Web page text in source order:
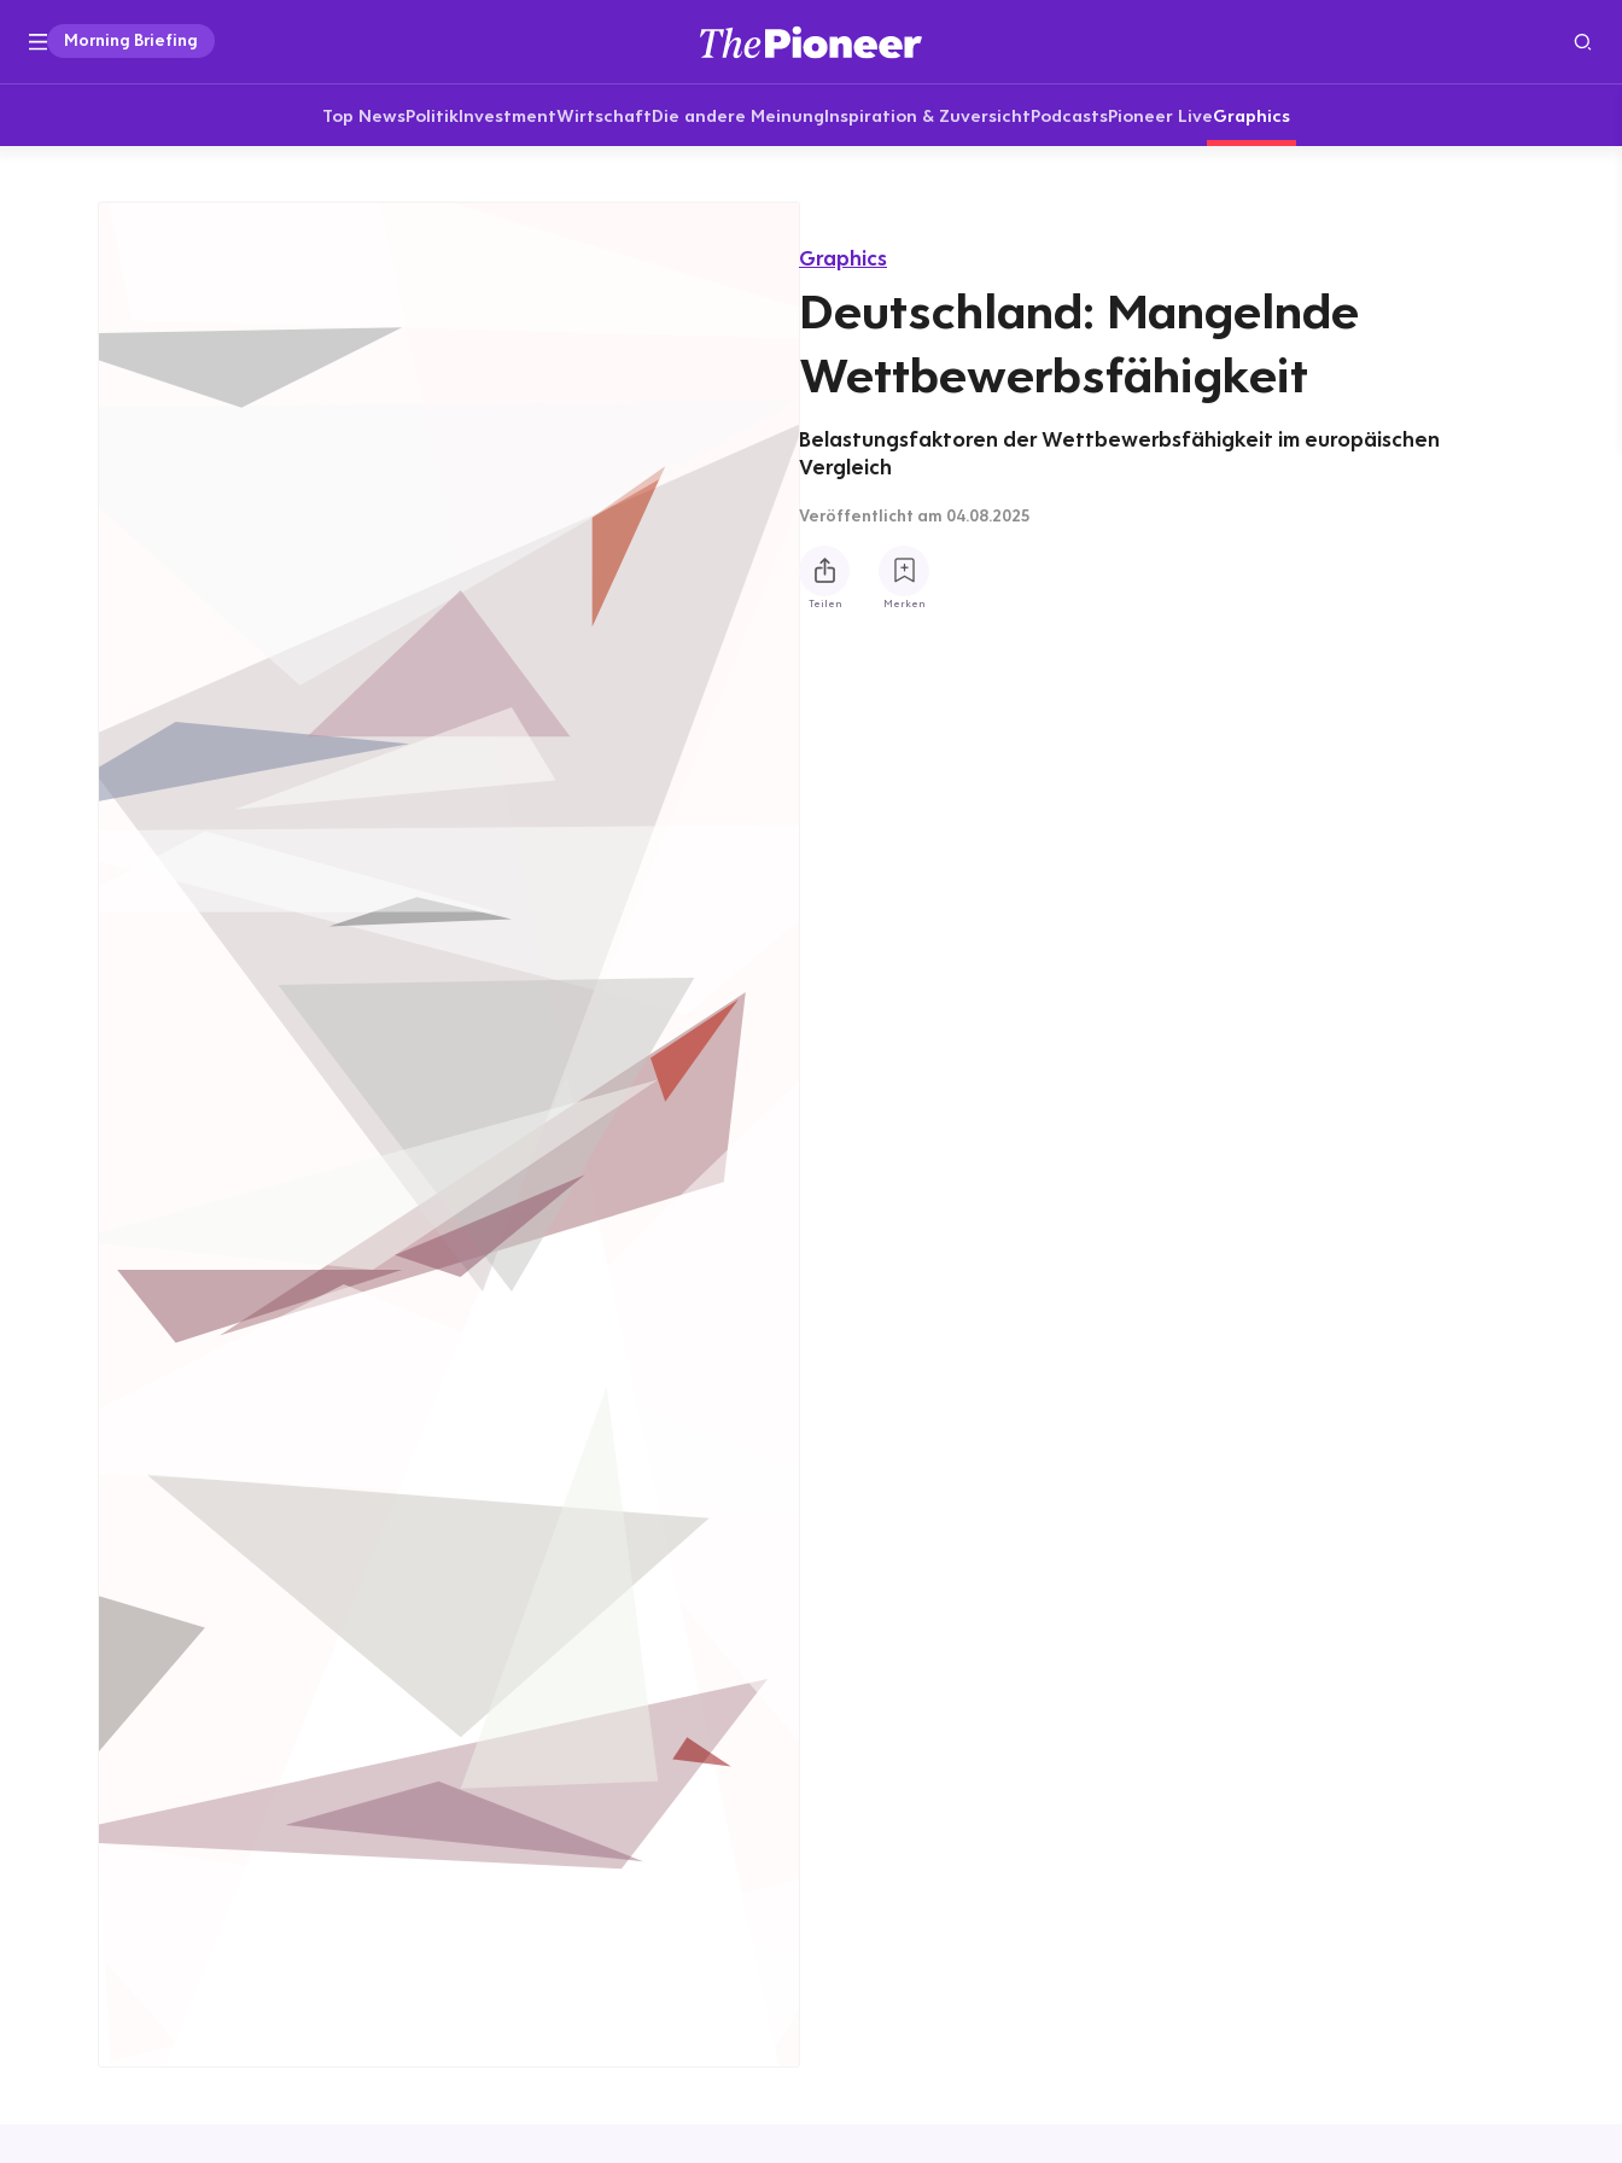
Morning Briefing
Top NewsPolitikInvestmentWirtschaftDie andere MeinungInspiration & ZuversichtPodcastsPioneer LiveGraphics
Graphics
Deutschland: Mangelnde
Wettbewerbsfähigkeit
Belastungsfaktoren der Wettbewerbsfähigkeit im europäischen
Vergleich
Veröffentlicht am 04.08.2025
Teilen Merken